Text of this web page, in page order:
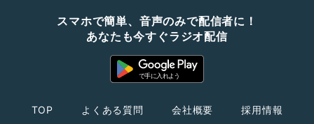
スマホで簡単、音声のみで配信者に！
あなたも今すぐラジオ配信
TOP よくある質問 会社概要 採用情報